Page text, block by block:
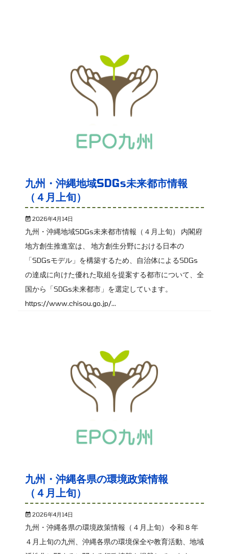
九州・沖縄地域SDGs未来都市情報
（４月上旬）
2026年4月14日
九州・沖縄地域SDGs未来都市情報（４月上旬） 内閣府
地方創生推進室は、 地方創生分野における日本の
「SDGsモデル」を構築するため、自治体によるSDGs
の達成に向けた優れた取組を提案する都市について、全
国から「SDGs未来都市」を選定しています。
https://www.chisou.go.jp/...
九州・沖縄各県の環境政策情報
（４月上旬）
2026年4月14日
九州・沖縄各県の環境政策情報（４月上旬） 令和８年
４月上旬の九州、沖縄各県の環境保全や教育活動、地域